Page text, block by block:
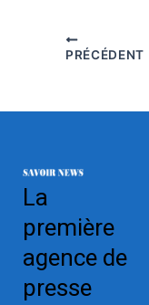
PRÉCÉDENT
La
première
agence de
presse